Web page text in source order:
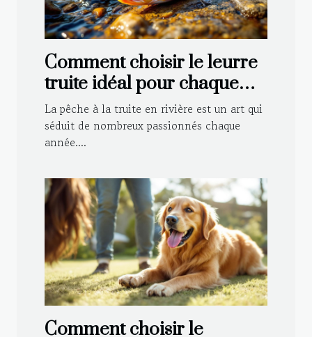
Comment choisir le leurre
truite idéal pour chaque
type de rivière ?
La pêche à la truite en rivière est un art qui
séduit de nombreux passionnés chaque
année....
Comment choisir le